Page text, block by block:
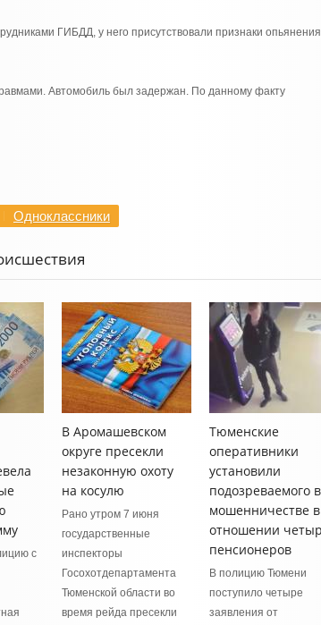
ГИБДД, у него присутствовали признаки
Автомобиль был задержан. По данному факту
Одноклассники
с
В Аромашевском
округе пресекли
незаконную охоту
на косулю
Рано утром 7 июня
государственные
инспекторы
Госохотдепартамента
Тюменской области во
время рейда пресекли
Тюменские
оперативники
установили
подозреваемого в
мошенничестве в
отношении
пенсионеров
В полицию Тюмени
поступило четыре
заявления от